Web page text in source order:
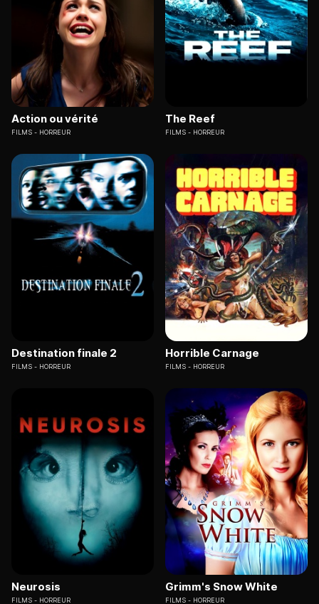
Action ou vérité
FILMS HORREUR
The Reef
FILMS HORREUR
Destination finale 2
FILMS HORREUR
Horrible Carnage
FILMS HORREUR
Neurosis
FILMS HORREUR
Grimm's Snow White
FILMS HORREUR